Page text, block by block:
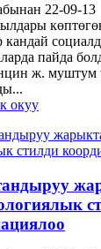
22-09-13
кандай
пайда
ж. муштум
окуу